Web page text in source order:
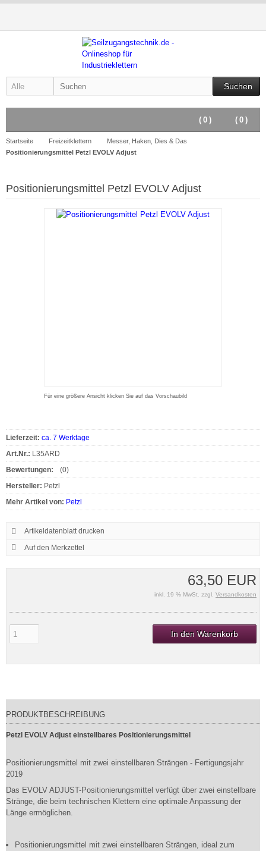
Suchen
( 0 )
( 0 )
Startseite Freizeitklettern
Messer, Haken, Dies & Das
Positionierungsmittel Petzl EVOLV Adjust
Positionierungsmittel Petzl EVOLV Adjust
Für eine größere Ansicht klicken Sie auf das Vorschaubild
63,50 EUR
inkl. 19 % MwSt. zzgl. Versandkosten
In den Warenkorb
Lieferzeit: ca. 7 Werktage
Art.Nr.: L35ARD
Bewertungen:
(0)
Hersteller: Petzl
Mehr Artikel von: Petzl
Artikeldatenblatt drucken
PRODUKTBESCHREIBUNG
Petzl EVOLV Adjust einstellbares Positionierungsmittel
Positionierungsmittel mit zwei einstellbaren Strängen - Fertigungsjahr
2019
Das EVOLV ADJUST-Positionierungsmittel verfügt über zwei einstellbare
Stränge, die beim technischen Klettern eine optimale Anpassung der
Länge ermöglichen.
Positionierungsmittel mit zwei einstellbaren Strängen, ideal zum